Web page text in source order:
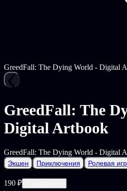
GreedFall: The Dying World - Digital
GreedFall: The
Digital Artbook
GreedFall: The Dying World - Digital
Экшен Приключения Ролевая
190 ₽